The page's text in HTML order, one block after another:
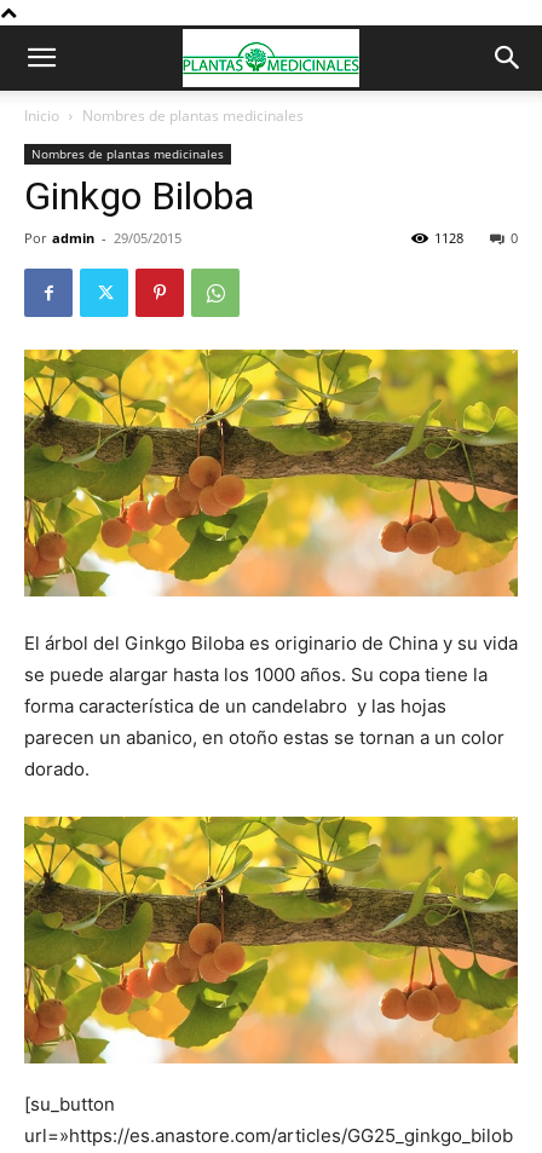
Inicio Nombres de plantas medicinales
Nombres de plantas medicinales
Ginkgo Biloba
Por admin - 29/05/2015 0
1128
El árbol del Ginkgo Biloba es originario de China y su vida
se puede alargar hasta los 1000 años. Su copa tiene la
forma característica de un candelabro y las hojas
parecen un abanico, en otoño estas se tornan a un color
dorado.
[su_button
url=»https://es.anastore.com/articles/GG25_ginkgo_bilob